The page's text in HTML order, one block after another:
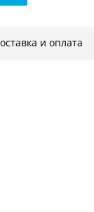
и оплата